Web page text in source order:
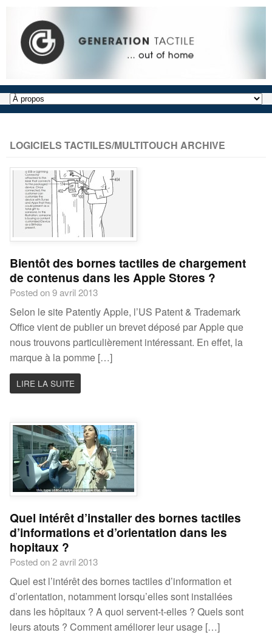
LOGICIELS TACTILES/MULTITOUCH ARCHIVE
Bientôt des bornes tactiles de chargement
de contenus dans les Apple Stores ?
Posted on 9 avril 2013
Selon le site Patently Apple, l’US Patent & Trademark
Office vient de publier un brevet déposé par Apple que
nous trouvons particulièrement intéressant. En effet, la
marque à la pomme […]
LIRE LA SUITE
Quel intérêt d’installer des bornes tactiles
d’informations et d’orientation dans les
hopitaux ?
Posted on 2 avril 2013
Quel est l’intérêt des bornes tactiles d’information et
d’orientation, notamment lorsqu’elles sont installées
dans les hôpitaux ? A quoi servent-t-elles ? Quels sont
leurs atouts ? Comment améliorer leur usage […]